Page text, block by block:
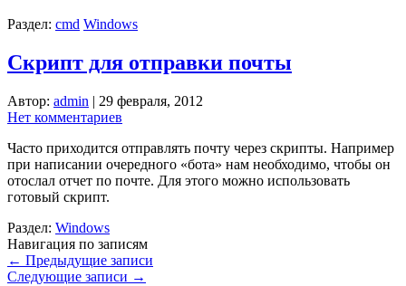
Раздел: cmd Windows
Скрипт для отправки почты
Автор: admin | 29 февраля, 2012
Нет комментариев
Часто приходится отправлять почту через скрипты. Например
при написании очередного «бота» нам необходимо, чтобы он
отослал отчет по почте. Для этого можно использовать
готовый скрипт.
Раздел: Windows
Навигация по записям
← Предыдущие записи
Следующие записи →